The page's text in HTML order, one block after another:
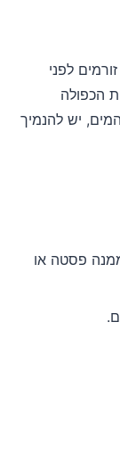
לפני
הכפולה
יש להנמיך
פסטה או